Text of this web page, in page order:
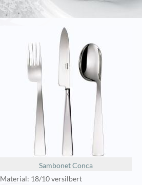
Sambonet Conca
Material: 18/10 versilbert